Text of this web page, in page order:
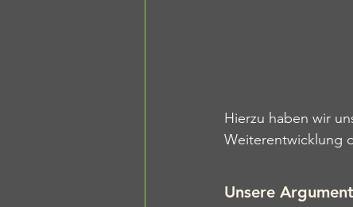
Hierzu haben wir
Weiterentwicklung
Unsere